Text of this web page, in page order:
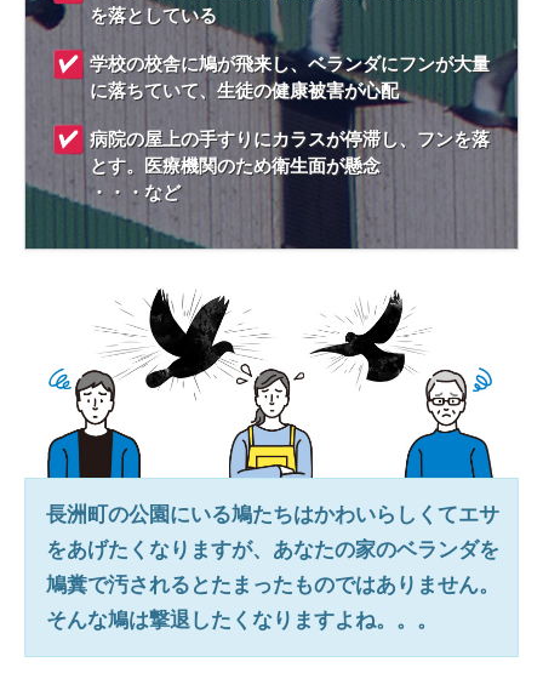
を落としている
学校の校舎に鳩が飛来し、ベランダにフンが大量
に落ちていて、生徒の健康被害が心配
病院の屋上の手すりにカラスが停滞し、フンを落
とす。医療機関のため衛生面が懸念
・・・など
長洲町の公園にいる鳩たちはかわいらしくてエサ
をあげたくなりますが、あなたの家のベランダを
鳩糞で汚されるとたまったものではありません。
そんな鳩は撃退したくなりますよね。。。